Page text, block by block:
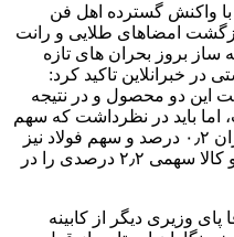
با واکنش گسترده اهل فن
امضاهای طلایی و رانت
ساز بروز بحران های تازه
خبرانلاین تاکید کرد:
این دو محصول و در نتیجه
باید در نظرداشت که سهم
سیمان در هزینه نهایی مسکن در تهران ۰٫۲ درصد و سهم فولاد نیز
حدود ۲ درصد است و در عمل این دو کالا سهمی ۲٫۲ درصدی را در
پای وزیری دیگر از کابینه